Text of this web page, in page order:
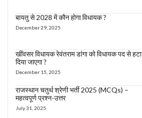
बायतु से 2028 में कौन होगा विधायक ?
December 29, 2025
खींवसर विधायक रेवंतराम डांगा को विधायक पद से हटा
दिया जाएगा ?
December 15, 2025
राजस्थान चतुर्थ श्रेणी भर्ती 2025 (MCQs) –
महत्वपूर्ण प्रश्न-उत्तर
July 31, 2025